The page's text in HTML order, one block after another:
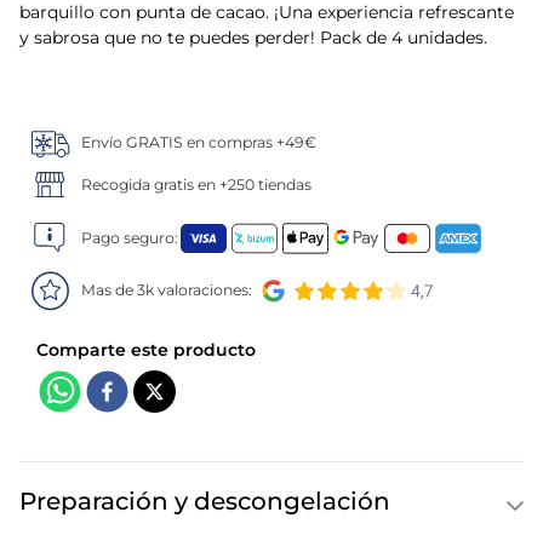
barquillo con punta de cacao. ¡Una experiencia refrescante
y sabrosa que no te puedes perder! Pack de 4 unidades.
Envío GRATIS en compras +49€
Recogida gratis en +250 tiendas
Pago seguro:
Mas de 3k valoraciones:
Preparación y descongelación
croquetas
8. gambon